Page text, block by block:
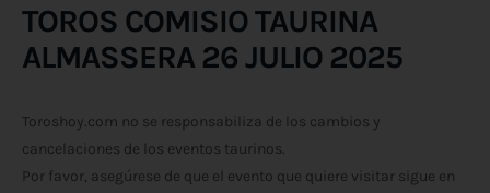
TOROS COMISIO TAURINA
ALMASSERA 26 JULIO 2025
Toroshoy.com no se responsabiliza de los cambios y
cancelaciones de los eventos taurinos.
Por favor, asegúrese de que el evento que quiere visitar sigue en